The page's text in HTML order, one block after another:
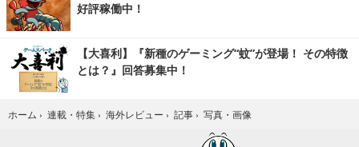
好評稼働中！
【大喜利】『新種のゲーミング“蚊”が登場！ その特徴
とは？』回答募集中！
ホーム › 連載・特集 › 海外レビュー › 記事 › 写真・画像